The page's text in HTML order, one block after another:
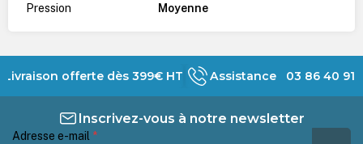
Pression Moyenne
Livraison offerte dès 399€ HT Assistance 03 86 40 91
Inscrivez-vous à notre newsletter
Adresse e-mail *